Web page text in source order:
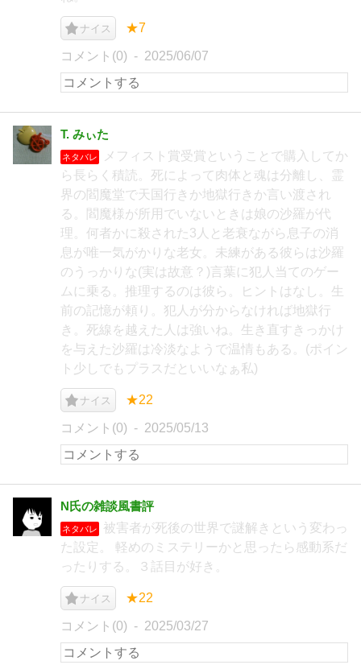
ナイス ★7
コメント(0) 2025/06/07
T. みぃた
ネタバレ
メフィスト賞受賞ということで購入してか
ら長らく積読。死によって肉体と魂は分離し、霊
界の閻魔堂で天国行きか地獄行きか言い渡され
る。閻魔様が所用でいないときは娘の沙羅が代
理。何者かに殺された3人と老衰ながら息子の消
息が唯一気がかりな老女。未練がある彼らは沙羅
のうっかりな(実は故意？)言葉に犯人当てのゲー
ムに乗る。推理するのは彼ら。ヒントはなし。生
前の記憶が頼り。犯人が分からなければ地獄行
き。死線を越えた人は強いね。生き直すきっかけ
を与えた沙羅は冷淡なようで温情もある。(ポイン
ト少しでもプラスだといいなぁ私)
ナイス ★22
コメント(0) 2025/05/13
N氏の雑談風書評
ネタバレ
被害者が死後の世界で謎解きという変わっ
た設定。 軽めのミステリーかと思ったら感動系だ
ったりする。３話目が好き。
ナイス ★22
コメント(0) 2025/03/27